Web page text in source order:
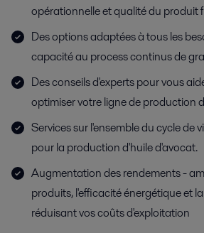
opérationnelle et qualité du produit
Des options adaptées à tous les
capacité au process continus de
Des conseils d'experts pour vous
optimiser votre ligne de production
Services sur l'ensemble du cycle de
pour la production d'huile d'avocat.
Augmentation des rendements -
produits, l'efficacité énergétique et
réduisant vos coûts d'exploitation